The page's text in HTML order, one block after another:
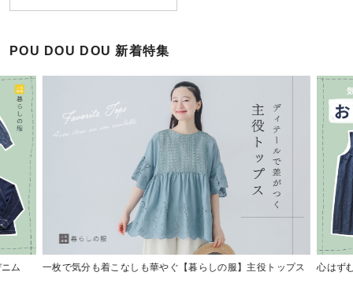
POU DOU DOU 新着特集
ム 一枚で気分も着こなしも華やぐ【暮らしの服】主役トップス 心はず